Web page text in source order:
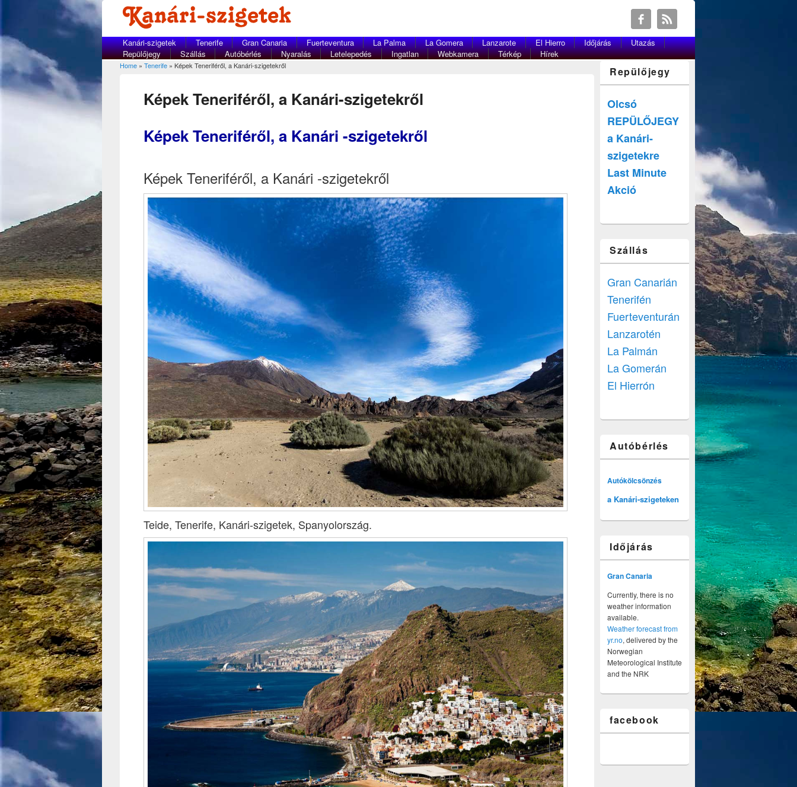
Kanári-szigetek Tenerife Gran Canaria Fuerteventura La Palma La Gomera Lanzarote El Hierro Időjárás
Utazás
Repülőjegy
Szállás Autóbérlés Nyaralás Letelepedés Ingatlan Webkamera Térkép Hírek
You are here
Home » Tenerife » Képek Teneriféről, a Kanári-szigetekről
Képek Teneriféről, a Kanári-szigetekről
Képek Teneriféről, a Kanári -szigetekről
Képek Teneriféről, a Kanári -szigetekről
Teide, Tenerife, Kanári-szigetek, Spanyolország.
Repülőjegy
Olcsó
REPÜLŐJEGY
a Kanári-
szigetekre
Last Minute
Akció
Szállás
Gran Canarián
Tenerifén
Fuerteventurán
Lanzarotén
La Palmán
La Gomerán
El Hierrón
Autóbérlés
Autókölcsönzés
a Kanári-szigeteken
Időjárás
Gran Canaria
Currently, there is no
weather information
available.
Weather forecast from
yr.no, delivered by the
Norwegian
Meteorological Institute
and the NRK
facebook